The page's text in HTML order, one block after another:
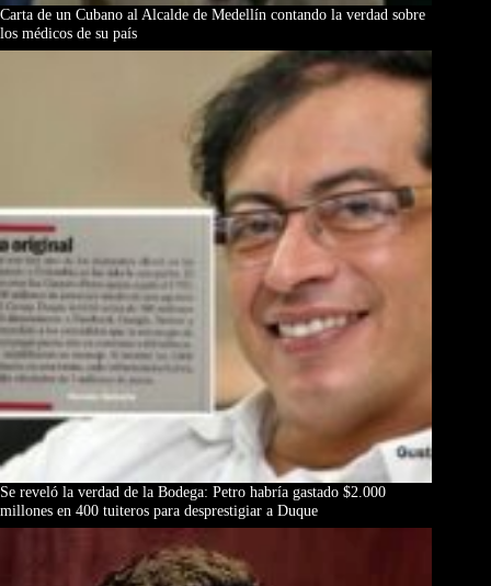
Carta de un Cubano al Alcalde de Medellín contando la verdad sobre
los médicos de su país
Se reveló la verdad de la Bodega: Petro habría gastado $2.000
millones en 400 tuiteros para desprestigiar a Duque